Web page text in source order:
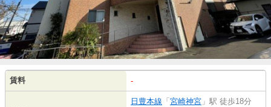
賃料 -
日豊本線 「 宮崎神宮 」駅 徒歩18分